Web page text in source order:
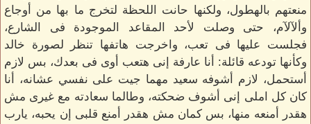
منعتهم بالهطول، ولكنها حانت اللحظة لتخرج ما بها من أوجاع
وألآلآم، حتى وصلت لأحد المقاعد الموجودة فى الشارع،
فجلست عليها فى تعب، واخرجت هاتفها تنظر لصورة خالد
وكأنها تودعه قائلة: أنا عارفة إنى هتعب أوى فى بعدك، بس لازم
أستحمل، لازم أشوفه سعيد مهما جيت على نفسي عشانه، أنا
كان كل املى إنى أشوف ضحكته، وطالما سعادته مع غيرى مش
هقدر أمنعه منها، بس كمان مش هقدر أمنع قلبى إن يحبه، يارب